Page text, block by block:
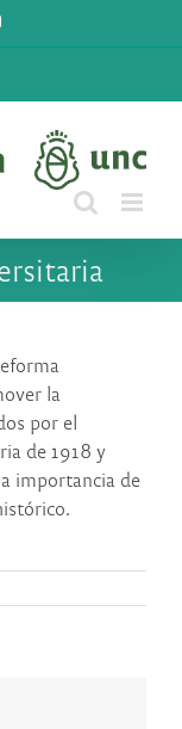
YouTube
la
por el
de 1918 y
importancia de